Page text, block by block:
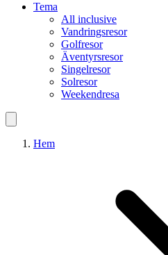
Tema
All inclusive
Vandringsresor
Golfresor
Äventyrsresor
Singelresor
Solresor
Weekendresa
Hem